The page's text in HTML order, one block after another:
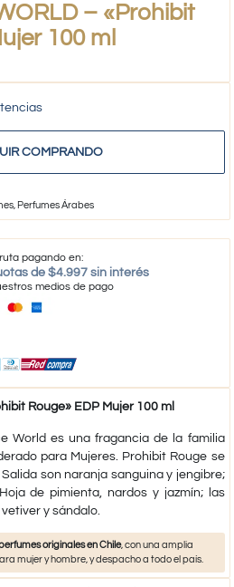
– «Prohibit
100 ml
COMPRANDO
, Perfumes Árabes
pagando en:
de $4.997 sin interés
medios de pago
Rouge» EDP Mujer 100 ml
World es una fragancia de la familia
para Mujeres. Prohibit Rouge se
son naranja sanguina y jengibre;
de pimienta, nardos y jazmín; las
y sándalo.
originales en Chile, con una amplia
mujer y hombre, y despacho a todo el país.